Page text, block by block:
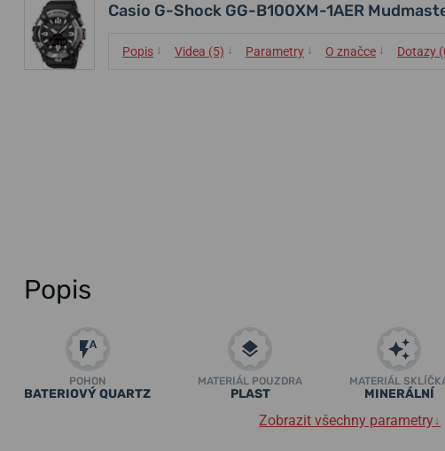
Casio G-Shock GG-B100XM-1AER
Popis ↓ Videa (5) ↓ Parametry ↓ O značce ↓ Dotazy
Popis
POHON
BATERIOVÝ QUARTZ
MATERIÁL POUZDRA
PLAST
MATERIÁL
MINERÁLNÍ
Zobrazit všechny parametry↓